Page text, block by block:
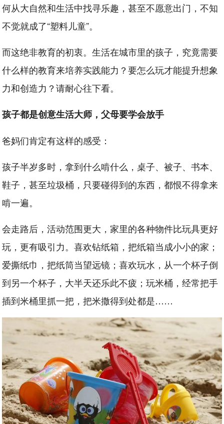
何从大自然和生活中找寻乐趣，甚至不愿意出门，不知
不觉就成了“塑料儿童”。
而这绝非教育的初衷。生活在城市里的孩子，究竟需要
什么样的教育来培养实践能力？要怎么玩才能提升想象
力和创造力？请耐心往下看。
孩子都是创意生活大师，父母要学会放手
爸妈们肯定有这样的感受：
孩子半岁多时，拿到什么啃什么，桌子、被子、书本、
鞋子，甚至垃圾桶，只要碰得到的东西，都恨不得拿来
啃一遍。
会走路后，活动范围更大，家里的各种物件比玩具更好
玩，更有吸引力。喜欢钻纸箱，把纸箱当成小小的家；
爱撕纸巾，把纸筒当望远镜；喜欢玩水，从一个杯子倒
到另一个杯子，大半天还乐此不疲；玩米桶，经常把手
插到米桶里抓一把，把米撒得到处都是……